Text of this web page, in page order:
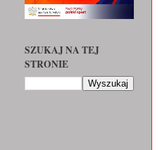
SZUKAJ NA TEJ
STRONIE